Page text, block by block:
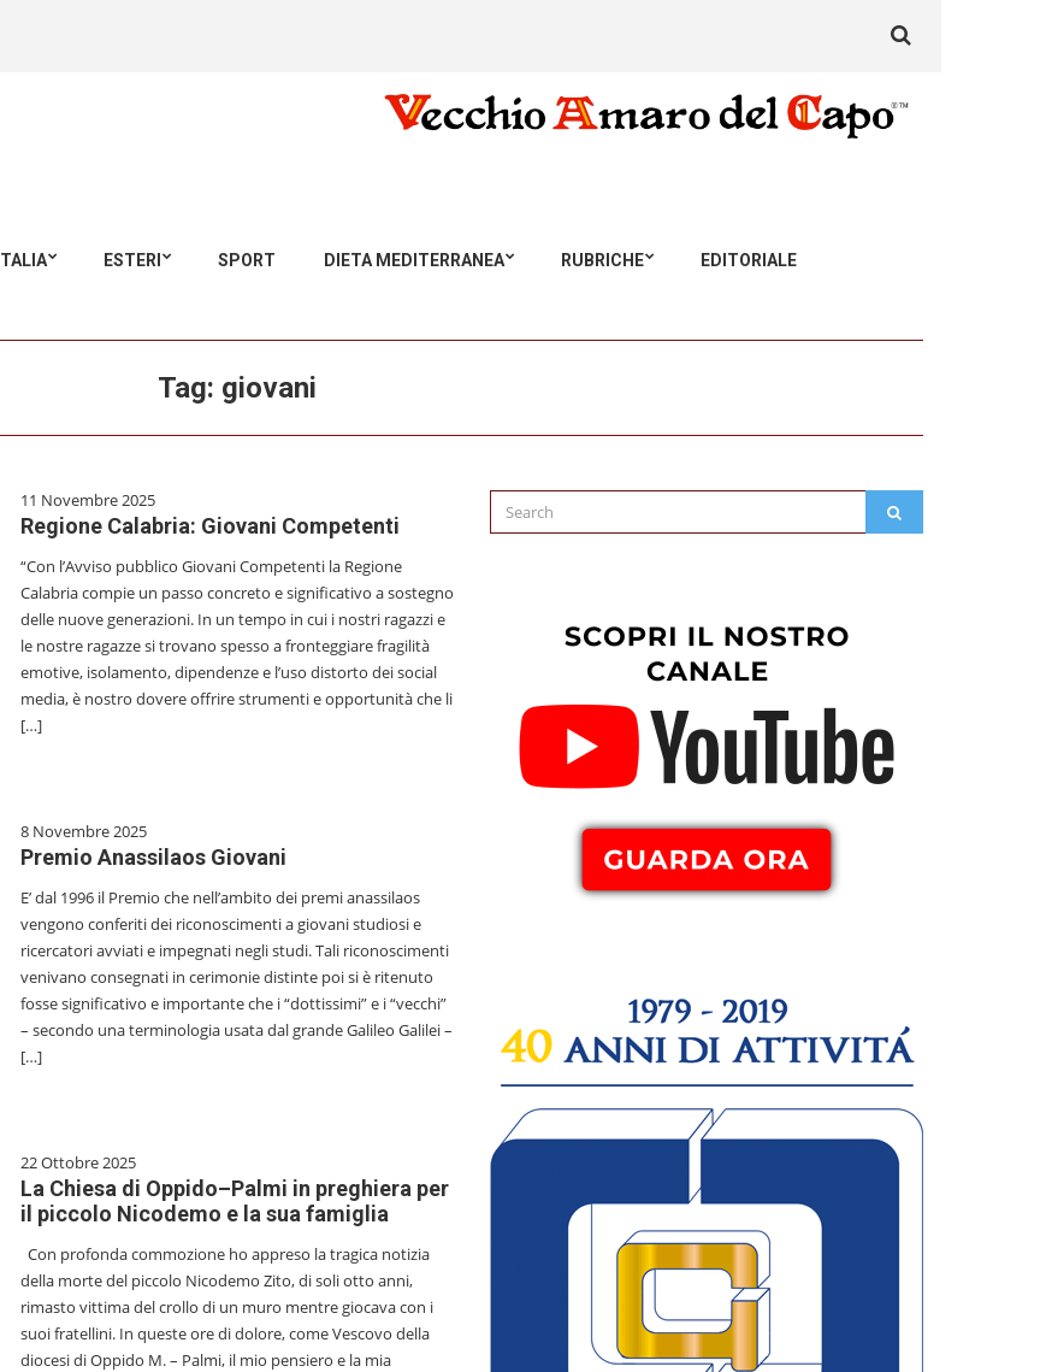
ITALIA ESTERI SPORT DIETA MEDITERRANEA RUBRICHE EDITORIALE
for:
Tag: giovani
11 Novembre 2025
Regione Calabria: Giovani Competenti
“Con l’Avviso pubblico Giovani Competenti la Regione
Calabria compie un passo concreto e significativo a sostegno
delle nuove generazioni. In un tempo in cui i nostri ragazzi e
le nostre ragazze si trovano spesso a fronteggiare fragilità
emotive, isolamento, dipendenze e l’uso distorto dei social
media, è nostro dovere offrire strumenti e opportunità che li
[…]
8 Novembre 2025
Premio Anassilaos Giovani
E’ dal 1996 il Premio che nell’ambito dei premi anassilaos
vengono conferiti dei riconoscimenti a giovani studiosi e
ricercatori avviati e impegnati negli studi. Tali riconoscimenti
venivano consegnati in cerimonie distinte poi si è ritenuto
fosse significativo e importante che i “dottissimi” e i “vecchi”
– secondo una terminologia usata dal grande Galileo Galilei –
[…]
22 Ottobre 2025
La Chiesa di Oppido–Palmi in preghiera per
il piccolo Nicodemo e la sua famiglia
Con profonda commozione ho appreso la tragica notizia
della morte del piccolo Nicodemo Zito, di soli otto anni,
rimasto vittima del crollo di un muro mentre giocava con i
suoi fratellini. In queste ore di dolore, come Vescovo della
diocesi di Oppido M. – Palmi, il mio pensiero e la mia
Search
for: